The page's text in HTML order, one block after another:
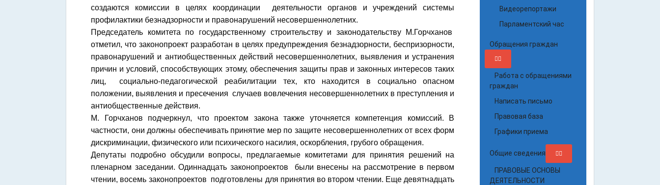
создаются комиссии в целях координации деятельности органов и учреждений системы
профилактики безнадзорности и правонарушений несовершеннолетних.
Председатель комитета по государственному строительству и законодательству М.Горчханов
отметил, что законопроект разработан в целях предупреждения безнадзорности, беспризорности,
правонарушений и антиобщественных действий несовершеннолетних, выявления и устранения
причин и условий, способствующих этому, обеспечения защиты прав и законных интересов таких
лиц, социально-педагогической реабилитации тех, кто находится в социально опасном
положении, выявления и пресечения случаев вовлечения несовершеннолетних в преступления и
антиобщественные действия.
М. Горчханов подчеркнул, что проектом закона также уточняется компетенция комиссий. В
частности, они должны обеспечивать принятие мер по защите несовершеннолетних от всех форм
дискриминации, физического или психического насилия, оскорбления, грубого обращения.
Депутаты подробно обсудили вопросы, предлагаемые комитетами для принятия решений на
пленарном заседании. Одиннадцать законопроектов были внесены на рассмотрение в первом
чтении, восемь законопроектов подготовлены для принятия во втором чтении. Еще девятнадцать
Видеорепортажи
Парламентский час
Обращения граждан
Работа с обращениями
граждан
Написать письмо
Правовая база
Графики приема
Общие сведения
ПРАВОВЫЕ ОСНОВЫ
ДЕЯТЕЛЬНОСТИ